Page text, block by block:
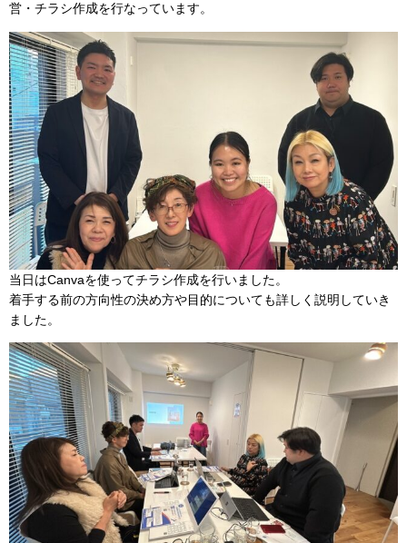
営・チラシ作成を行なっています。
当日はCanvaを使ってチラシ作成を行いました。
着手する前の方向性の決め方や目的についても詳しく説明していき
ました。